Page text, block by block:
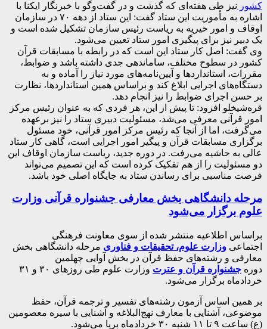
کشور نیز طی هفته‌ای که گذشت و در گفت‌و‌گو با خبرنگار ایکنا با
اشاره به مأموریت این ستاد گفت: این ستاد از دهه ۷۰ در سازمان
اوقاف و امور خیریه به ریاست رئیس سازمان تشکیل شده است و
یک دبیر نیز برای پیگیری امور ستاد تعیین می‌شود.
وی گفت: اصل کار ستاد این است که در رابطه با مسابقات قرآن
کشور در سطوح مختلف، ساماندهی جدی داشته باشد و ضوابط،
مقررات، استانداردها و آیین‌نامه‌های مورد نیاز را آماده و به
دستگاه‌های اجرایی ابلاغ کند و براساس همین استانداردها، نظارت
بر حسن اجرای ضوابط را نیز انجام دهد.
قره‌شیخلو افزود: تا پیش از این، هر فردی که به عنوان رئیس مرکز
امور قرآنی معرفی می‌شد، مسئولیت دبیری ستاد را نیز برعهده
می‌گرفت، اما از آنجا که رئیس مرکز امور قرآنی، خود مسئول
برگزاری مسابقات قرآن و پیگیر امور اجرایی است، گاهی کار ستاد
عالی به حاشیه می‌رفت. در دوره جدید، ریاست سازمان اوقاف این
دو مسئولیت را از هم تفکیک کرده است که این تصمیم می‌تواند
فرصت مناسبی برای رساندن ستاد به جایگاه اصلی خود باشد.
مرحله دانشگاهی بخش معارفی جشنواره قرآنی وزارت
علوم برگزار می‌شود
براساس اطلاعیه منتشر شده از سوی معاونت فرهنگی
اجتماعی وزارت علوم، تحقیقات و فناوری مرحله دانشگاهی بخش
معارفی و رشته‌های حفظ قرآن در بخش آوایی چهلمین
دوره جشنواره قرآن و عترت
وزارت علوم طی روز‌های ۳۰ و ۳۱
خردادماه برگزار می‌شود.
بر همین اساس آزمون رشته‌های تفسیر و ترجمه قرآن، حفظ
موضوعی، آشنایی با معارف نهج‌البلاغه و آشنایی با سیره معصومین
(ع) ساعت ۹ تا ۱۱ شنبه ۳۰ خردادماه برپا می‌شود.